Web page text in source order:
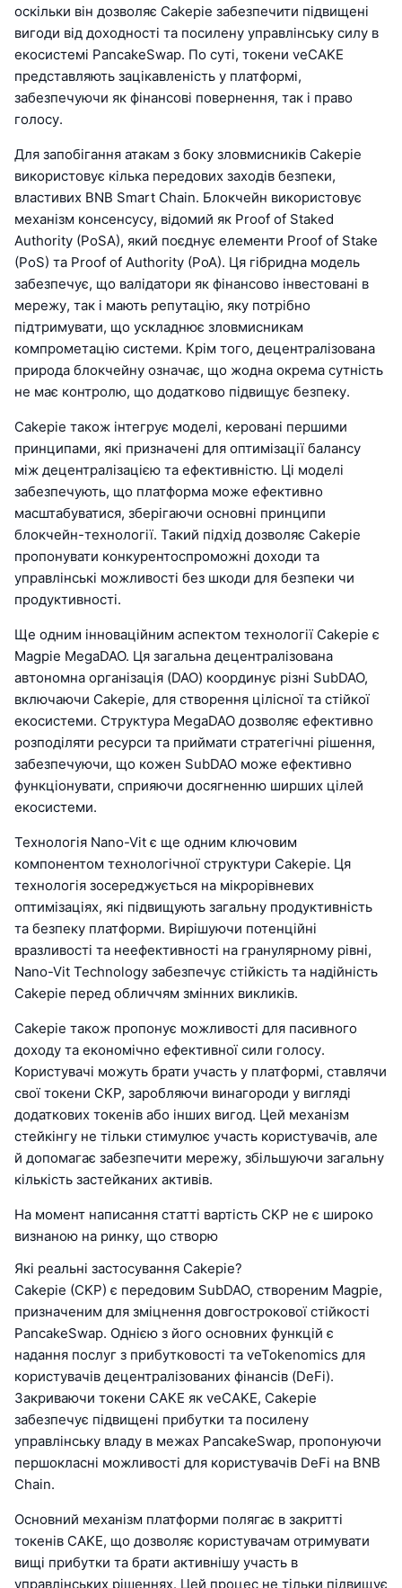
оскільки він дозволяє Cakepie забезпечити підвищені
вигоди від доходності та посилену управлінську силу в
екосистемі PancakeSwap. По суті, токени veCAKE
представляють зацікавленість у платформі,
забезпечуючи як фінансові повернення, так і право
голосу.
Для запобігання атакам з боку зловмисників Cakepie
використовує кілька передових заходів безпеки,
властивих BNB Smart Chain. Блокчейн використовує
механізм консенсусу, відомий як Proof of Staked
Authority (PoSA), який поєднує елементи Proof of Stake
(PoS) та Proof of Authority (PoA). Ця гібридна модель
забезпечує, що валідатори як фінансово інвестовані в
мережу, так і мають репутацію, яку потрібно
підтримувати, що ускладнює зловмисникам
компрометацію системи. Крім того, децентралізована
природа блокчейну означає, що жодна окрема сутність
не має контролю, що додатково підвищує безпеку.
Cakepie також інтегрує моделі, керовані першими
принципами, які призначені для оптимізації балансу
між децентралізацією та ефективністю. Ці моделі
забезпечують, що платформа може ефективно
масштабуватися, зберігаючи основні принципи
блокчейн-технології. Такий підхід дозволяє Cakepie
пропонувати конкурентоспроможні доходи та
управлінські можливості без шкоди для безпеки чи
продуктивності.
Ще одним інноваційним аспектом технології Cakepie є
Magpie MegaDAO. Ця загальна децентралізована
автономна організація (DAO) координує різні SubDAO,
включаючи Cakepie, для створення цілісної та стійкої
екосистеми. Структура MegaDAO дозволяє ефективно
розподіляти ресурси та приймати стратегічні рішення,
забезпечуючи, що кожен SubDAO може ефективно
функціонувати, сприяючи досягненню ширших цілей
екосистеми.
Технологія Nano-Vit є ще одним ключовим
компонентом технологічної структури Cakepie. Ця
технологія зосереджується на мікрорівневих
оптимізаціях, які підвищують загальну продуктивність
та безпеку платформи. Вирішуючи потенційні
вразливості та неефективності на гранулярному рівні,
Nano-Vit Technology забезпечує стійкість та надійність
Cakepie перед обличчям змінних викликів.
Cakepie також пропонує можливості для пасивного
доходу та економічно ефективної сили голосу.
Користувачі можуть брати участь у платформі, ставлячи
свої токени CKP, заробляючи винагороди у вигляді
додаткових токенів або інших вигод. Цей механізм
стейкінгу не тільки стимулює участь користувачів, але
й допомагає забезпечити мережу, збільшуючи загальну
кількість застейканих активів.
На момент написання статті вартість CKP не є широко
визнаною на ринку, що створю
Які реальні застосування Cakepie?
Cakepie (CKP) є передовим SubDAO, створеним Magpie,
призначеним для зміцнення довгострокової стійкості
PancakeSwap. Однією з його основних функцій є
надання послуг з прибутковості та veTokenomics для
користувачів децентралізованих фінансів (DeFi).
Закриваючи токени CAKE як veCAKE, Cakepie
забезпечує підвищені прибутки та посилену
управлінську владу в межах PancakeSwap, пропонуючи
першокласні можливості для користувачів DeFi на BNB
Chain.
Основний механізм платформи полягає в закритті
токенів CAKE, що дозволяє користувачам отримувати
вищі прибутки та брати активнішу участь в
управлінських рішеннях. Цей процес не тільки підвищує